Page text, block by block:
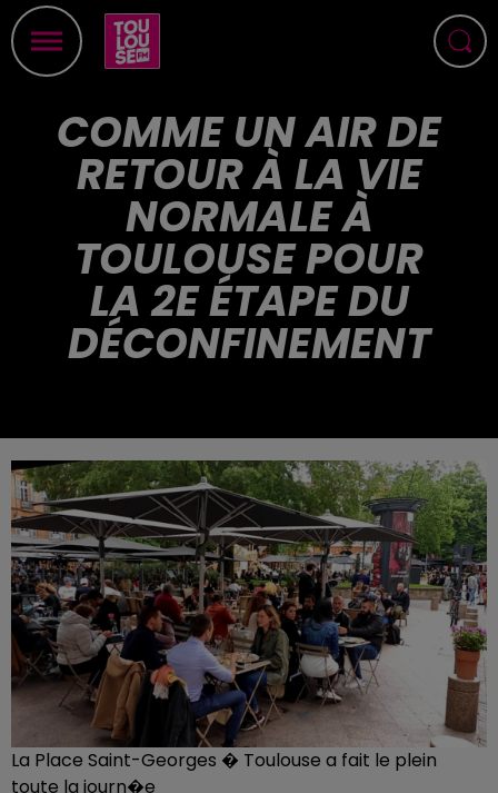
COMME UN AIR DE
RETOUR À LA VIE
NORMALE À
TOULOUSE POUR
LA 2E ÉTAPE DU
DÉCONFINEMENT
La Place Saint-Georges � Toulouse a fait le plein
toute la journ�e